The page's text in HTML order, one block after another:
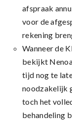
afspraak
voor de
rekening
Wanneer de
bekijkt
tijd nog te
noodzakelijk
toch het
behandeling